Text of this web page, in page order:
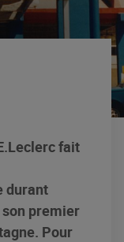
fait
durant
premier
Pour